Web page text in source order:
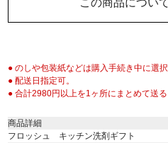
この商品につい
● のしや包装紙などは購入手続き中に選択
● 配送日指定可。
● 合計2980円以上を1ヶ所にまとめて送る
商品詳細
フロッシュ キッチン洗剤ギフト